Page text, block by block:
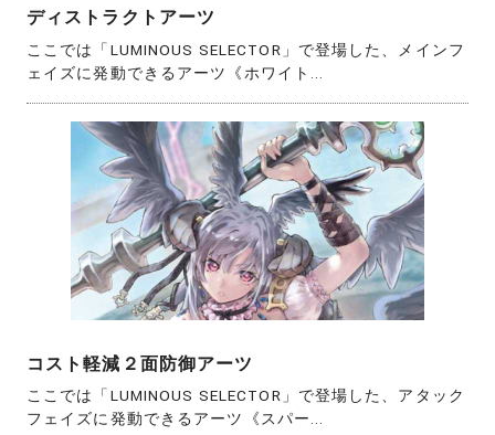
ディストラクトアーツ
ここでは「LUMINOUS SELECTOR」で登場した、メインフ
ェイズに発動できるアーツ《ホワイト...
コスト軽減２面防御アーツ
ここでは「LUMINOUS SELECTOR」で登場した、アタック
フェイズに発動できるアーツ《スパー...